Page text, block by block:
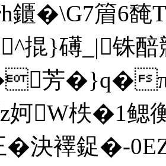
� \G7篃6馣
掍}礡_|铢
芳�}q�
W柣�1
決襗鋜�-0